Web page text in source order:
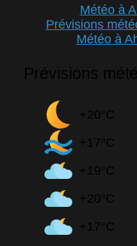
Météo à
Prévisions
Météo à
Prévisions
+20°C
+17°C
+19°C
+20°C
+17°C